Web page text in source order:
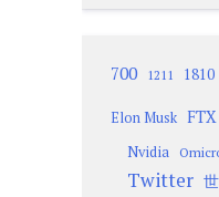
700 1211 1810
Elon Musk FTX
Nvidia
Twitter